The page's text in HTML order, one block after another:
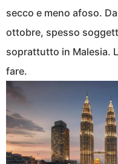
secco e meno afoso.
ottobre, spesso
soprattutto in Malesia.
fare.